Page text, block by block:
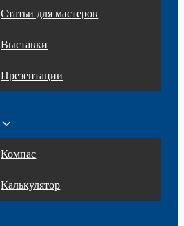
Статьи для мастеров
Выставки
Презентации
Компас
Калькулятор